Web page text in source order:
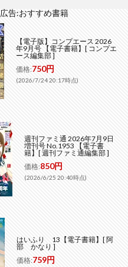
広告:おすすめ書籍
【電子版】コンプエース 2026
年9月号 【電子書籍】[ コンプエ
ース編集部 ]
価格:750円
(2026/7/24 20:17時点)
週刊ファミ通 2026年7月9日
増刊号 No.1953 【電子書
籍】[ 週刊ファミ通編集部 ]
価格:850円
(2026/6/25 20:40時点)
はいふり 13【電子書籍】[ 阿
部 かなり ]
価格:759円